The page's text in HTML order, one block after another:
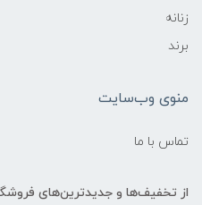
زنانه
برند
منوی وب‌سایت
تماس با ما
از تخفیف‌ها و جدیدترین‌های